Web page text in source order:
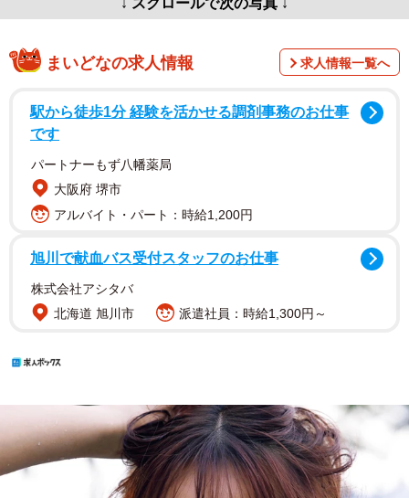
↓ スクロールで次の写真 ↓
まいどなの求人情報 求人情報一覧へ
駅から徒歩1分 経験を活かせる調剤事務のお仕事
です
パートナーもず八幡薬局
大阪府 堺市
アルバイト・パート：時給1,200円
旭川で献血バス受付スタッフのお仕事
株式会社アシタバ
北海道 旭川市
派遣社員：時給1,300円～